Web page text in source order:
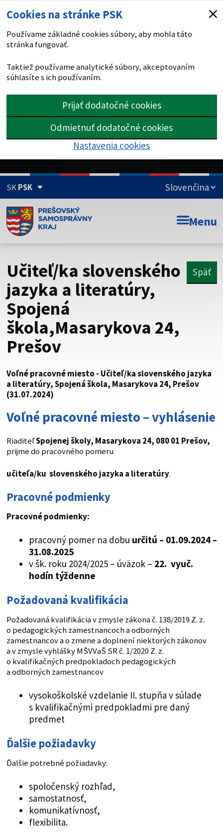
Cookies na stránke PSK
Používame základné cookies súbory, aby mohla táto
stránka fungovať.
Taktiež používame analytické súbory, akceptovaním
súhlasíte s ich používaním.
Prijať dodatočné cookies
Odmietnuť dodatočné cookies
Nastavenia cookies
SKPSK
Doména psk.sk je oficiálna
Toto je oficiálna webová stránka Prešovského
Táto stránka je zabezpečená
Buďte pozorní a vždy sa uistite, že zdieľate informácie iba
cez zabezpečenú webovú stránku. Zabezpečená stránka
vždy začína https:// pred názvom domény webového sídla.
Menu
Učiteľ/ka slovenského
jazyka a literatúry,
Spojená
škola,Masarykova 24,
Prešov
Späť
Voľné pracovné miesto - Učiteľ/ka slovenského jazyka
a literatúry, Spojená škola, Masarykova 24, Prešov
(31.07.2024)
Voľné pracovné miesto – vyhlásenie
RiaditeľSpojenej školy, Masarykova 24, 080 01 Prešov,
prijme do pracovného pomeru
učiteľa/ku slovenského jazyka a literatúry.
Pracovné podmienky
Pracovné podmienky:
pracovný pomer na dobu určitú – 01.09.2024 –
31.08.2025
v šk. roku 2024/2025 – úväzok – 22. vyuč.
hodín týždenne
Požadovaná kvalifikácia
Požadovaná kvalifikácia v zmysle zákona č. 138/2019 Z. z.
o pedagogických zamestnancoch a odborných
zamestnancov a o zmene a doplnení niektorých zákonov
a v zmysle vyhlášky MŠVVaŠ SR č. 1/2020 Z. z.
o kvalifikačných predpokladoch pedagogických
a odborných zamestnancov
vysokoškolské vzdelanie II. stupňa v súlade
s kvalifikačnými predpokladmi pre daný
predmet
Ďalšie požiadavky
Ďalšie potrebné požiadavky:
spoločenský rozhľad,
samostatnosť,
komunikatívnosť,
flexibilita.